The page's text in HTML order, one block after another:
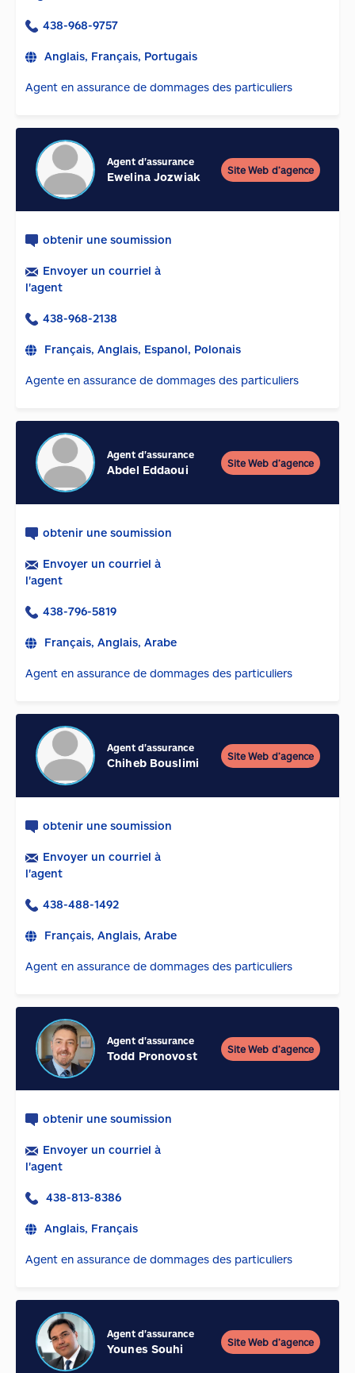
438-968-9757
Anglais, Français, Portugais
Agent en assurance de dommages des particuliers
Agent d'assurance
Ewelina Jozwiak
Site Web d’agence
obtenir une soumission
Envoyer un courriel à
l'agent
438-968-2138
Français, Anglais, Espanol, Polonais
Agente en assurance de dommages des particuliers
Agent d'assurance
Abdel Eddaoui
Site Web d’agence
obtenir une soumission
Envoyer un courriel à
l'agent
438-796-5819
Français, Anglais, Arabe
Agent en assurance de dommages des particuliers
Agent d'assurance
Chiheb Bouslimi
Site Web d’agence
obtenir une soumission
Envoyer un courriel à
l'agent
438-488-1492
Français, Anglais, Arabe
Agent en assurance de dommages des particuliers
Agent d'assurance
Todd Pronovost
Site Web d’agence
obtenir une soumission
Envoyer un courriel à
l'agent
438-813-8386
Anglais, Français
Agent en assurance de dommages des particuliers
Agent d'assurance
Younes Souhi
Site Web d’agence